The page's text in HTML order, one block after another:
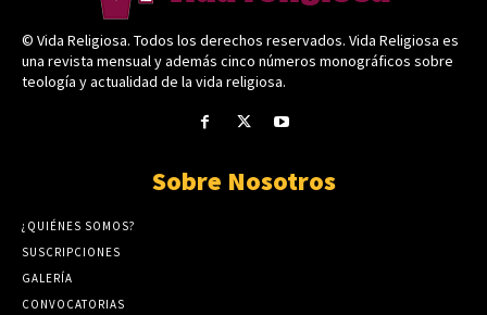
© Vida Religiosa. Todos los derechos reservados. Vida Religiosa es
una revista mensual y además cinco números monográficos sobre
teología y actualidad de la vida religiosa.
Sobre Nosotros
¿QUIÉNES SOMOS?
SUSCRIPCIONES
GALERÍA
CONVOCATORIAS